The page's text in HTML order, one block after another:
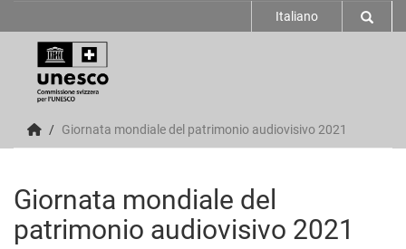
Italiano
Giornata mondiale del patrimonio audiovisivo 2021
Giornata mondiale del
patrimonio audiovisivo 2021